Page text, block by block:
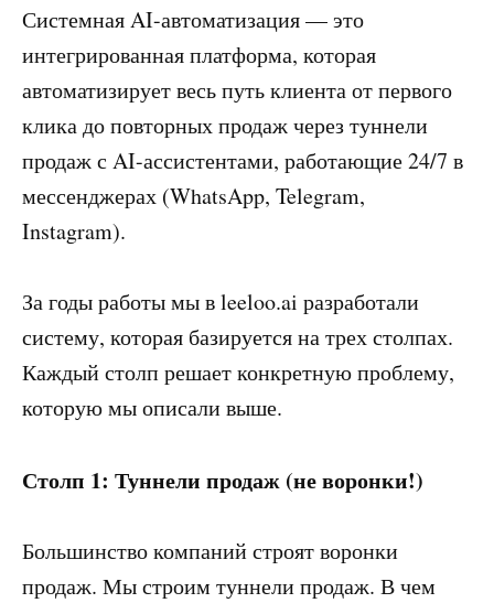
Системная AI-автоматизация — это
интегрированная платформа, которая
автоматизирует весь путь клиента от первого
клика до повторных продаж через туннели
продаж с AI-ассистентами, работающие 24/7 в
мессенджерах (WhatsApp, Telegram,
Instagram).
За годы работы мы в leeloo.ai разработали
систему, которая базируется на трех столпах.
Каждый столп решает конкретную проблему,
которую мы описали выше.
Столп 1: Туннели продаж (не воронки!)
Большинство компаний строят воронки
продаж. Мы строим туннели продаж. В чем